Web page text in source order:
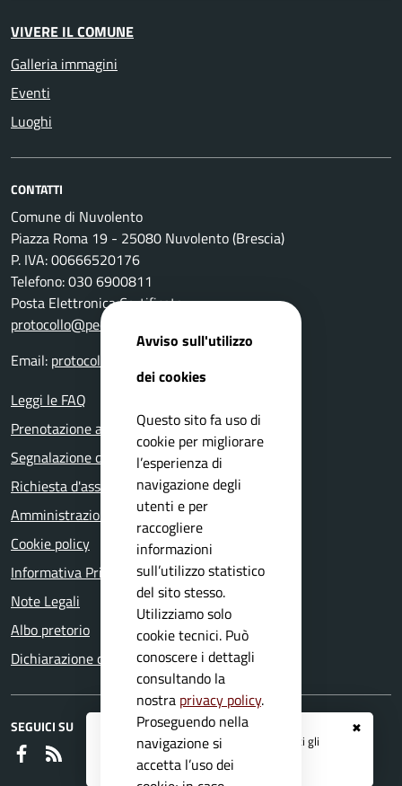
✖
Registrati ai serviziAPP IO
e ricevi tutti gli
aggiornamenti dall'Ente
VIVERE IL COMUNE
Galleria immagini
Eventi
Luoghi
CONTATTI
Comune di Nuvolento
Piazza Roma 19 - 25080 Nuvolento (Brescia)
P. IVA: 00666520176
Telefono: 030 6900811
Posta Elettronica Certificata:
protocollo@pec.comune.nuvolento.bs.it
Email: protocollo@comune.nuvolento.bs.it
Leggi le FAQ
Prenotazione appuntamento
Segnalazione disservizio
Richiesta d'assistenza
Amministrazione trasparente
Cookie policy
Informativa Privacy
Note Legali
Albo pretorio
Dichiarazione di accessibilità
SEGUICI SU
Faceboook
Avviso sull'utilizzo
dei cookies
Questo sito fa uso di
cookie per migliorare
l’esperienza di
navigazione degli
utenti e per
raccogliere
informazioni
sull’utilizzo statistico
del sito stesso.
Utilizziamo solo
cookie tecnici. Può
conoscere i dettagli
consultando la
nostra privacy policy.
Proseguendo nella
navigazione si
accetta l’uso dei